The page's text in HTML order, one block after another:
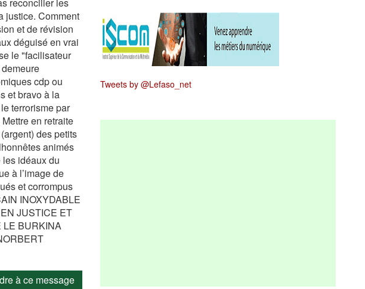
justice. Comment
et de révision
déguisé en vrai
le "facilisateur
cdp ou
et bravo à la
terrorisme par
en retraite
des petits
animés
idéaux du
à l’image de
et corrompus
INOXYDABLE
JUSTICE ET
LE BURKINA
à ce message
Tweets by @Lefaso_net